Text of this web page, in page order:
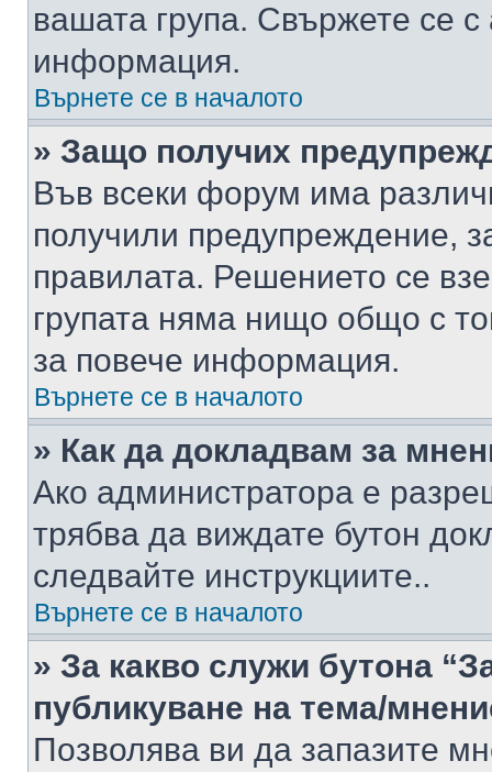
вашата група. Свържете се
информация.
Върнете се в началото
» Защо получих
Във всеки форум има
получили предупреждение,
правилата. Решението се
групата няма нищо общо с
за повече информация.
Върнете се в началото
» Как да докладвам за
Ако администратора е
трябва да виждате бутон
следвайте инструкциите..
Върнете се в началото
» За какво служи бутона
публикуване на тема/
Позволява ви да запазите